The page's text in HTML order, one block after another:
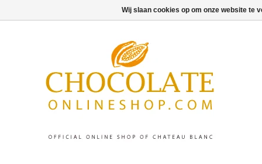
Wij slaan cookies op om onze website te